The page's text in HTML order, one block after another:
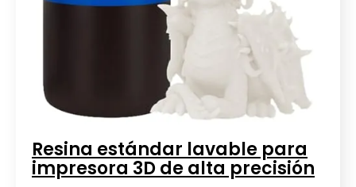
Resina estándar lavable para
impresora 3D de alta precisión